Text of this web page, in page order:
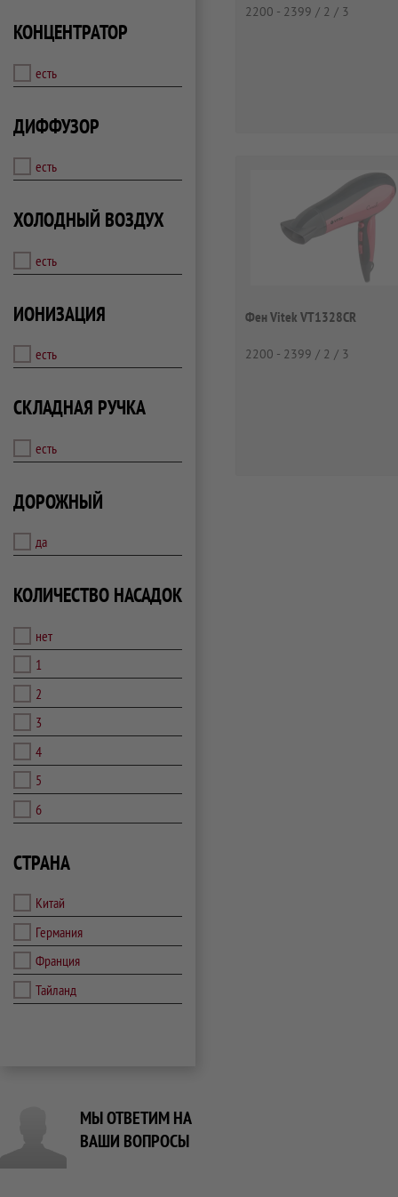
КОНЦЕНТРАТОР
есть
ДИФФУЗОР
есть
ХОЛОДНЫЙ ВОЗДУХ
есть
ИОНИЗАЦИЯ
есть
СКЛАДНАЯ РУЧКА
есть
ДОРОЖНЫЙ
да
КОЛИЧЕСТВО НАСАДОК
нет
1
2
3
4
5
6
СТРАНА
Китай
Германия
Франция
Тайланд
МЫ ОТВЕТИМ НА
ВАШИ ВОПРОСЫ
2200 - 2399 / 2 / 3
Фен Vitek VT1328CR
2200 - 2399 / 2 / 3